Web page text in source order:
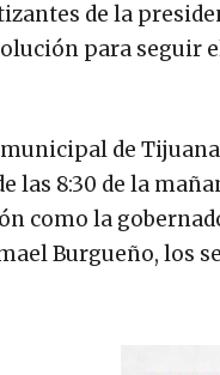
de la
para
de
las 8:30 de la
como la
Burgueño, los